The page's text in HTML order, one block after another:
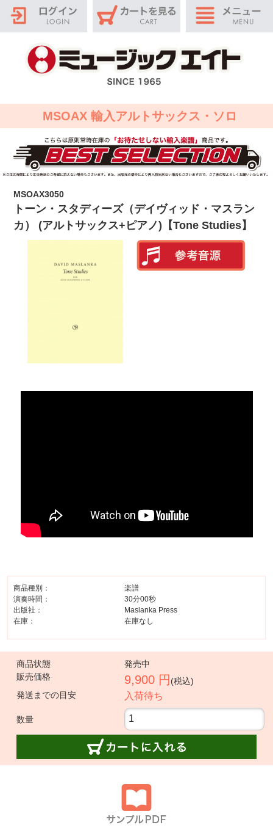
MSOAX 輸入アルトサックス・ソロ
MSOAX3050
トーン・スタディーズ（デイヴィッド・マスラン
カ） (アルトサックス+ピアノ)【Tone Studies】
商品種別：
楽譜
演奏時間：
30分00秒
出版社：
Maslanka Press
在庫：
在庫なし
商品状態
発売中
販売価格
9,900 円 (税込)
発送までの目安
入荷待ち
数量